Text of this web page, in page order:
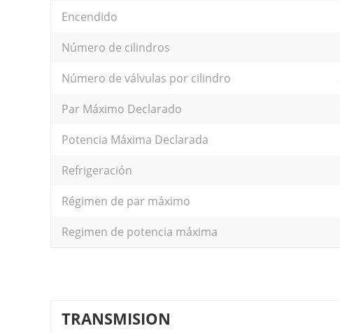
Encendido
Número de cilindros
Número de válvulas por cilindro
Par Máximo Declarado
Potencia Máxima Declarada
Refrigeración
Régimen de par máximo
Regimen de potencia máxima
TRANSMISION